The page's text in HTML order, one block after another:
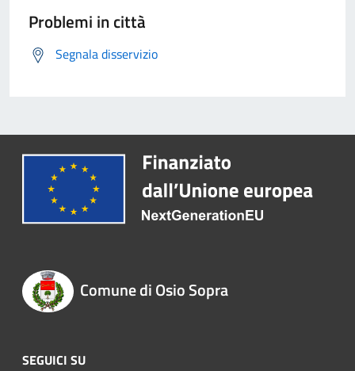
Problemi in città
Segnala disservizio
Comune di Osio Sopra
SEGUICI SU